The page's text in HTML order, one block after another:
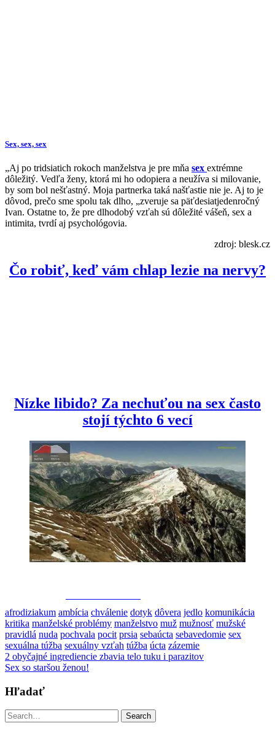
Sex, sex, sex
„Aj po tridsiatich rokoch manželstva je pre mňa sex extrémne
dôležitý. Vedľa ženy, ktorá mi ho odopiera a neužíva si milovanie,
by som bol nešťastný. Moja partnerka taká našťastie nie je. Aj to je
dôvod, prečo sme spolu tak dlho, „zveruje sa päťdesiatjedenročný
Ivan. Ostatne to, že pre dlhodobý vzťah sú dôležité vášeň, sex a
intimita, tvrdí aj psychológovia.
zdroj: blesk.cz
Čo robiť, keď vám chlap lezie na nervy?
Nízke libido? Za nechuťou na sex často
stojí týchto 6 vecí
afrodiziakum ambícia chválenie dotyk dôvera jedlo komunikácia
kritika manželské problémy manželstvo muž mužnosť mužské
pravidlá nuda pochvala pocit prsia sebaúcta sebavedomie sex
sexuálna túžba sexuálny vzťah túžba úcta zázemie
Post
navigation
2 obyčajné ingrediencie zbavia telo tuku i parazitov
Sex so staršou ženou!
Hľadať
Search
for:
Search